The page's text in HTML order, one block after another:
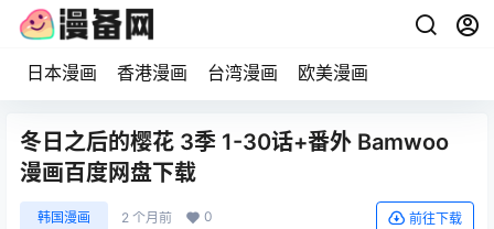
日本漫画 香港漫画 台湾漫画 欧美漫画
冬日之后的樱花 3季 1-30话+番外 Bamwoo
漫画百度网盘下载
韩国漫画 2 个月前 0 前往下载